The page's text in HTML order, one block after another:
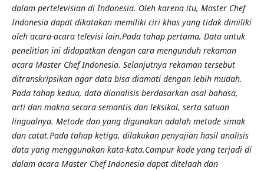
dalam pertelevisian di Indonesia. Oleh karena itu, Master Chef
Indonesia dapat dikatakan memiliki ciri khas yang tidak dimiliki
oleh acara-acara televisi lain.Pada tahap pertama, Data untuk
penelitian ini didapatkan dengan cara mengunduh rekaman
acara Master Chef Indonesia. Selanjutnya rekaman tersebut
ditranskripsikan agar data bisa diamati dengan lebih mudah.
Pada tahap kedua, data dianalisis berdasarkan asal bahasa,
arti dan makna secara semantis dan leksikal, serta satuan
lingualnya. Metode dan yang digunakan adalah metode simak
dan catat.Pada tahap ketiga, dilakukan penyajian hasil analisis
data yang menggunakan kata-kata.Campur kode yang terjadi di
dalam acara Master Chef Indonesia dapat ditelaah dan